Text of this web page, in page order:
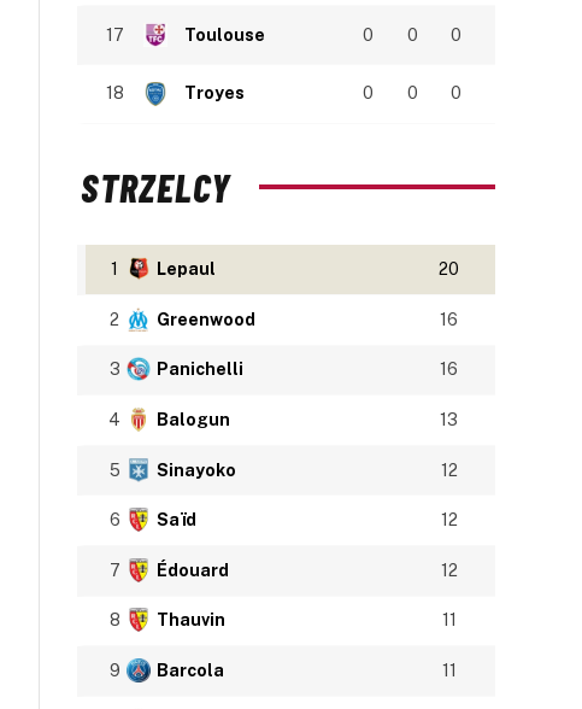
17 Toulouse 0 0 0
18 Troyes 0 0 0
STRZELCY
1 Lepaul 20
2 Greenwood 16
3 Panichelli 16
4 Balogun 13
5 Sinayoko 12
6 Saïd 12
7 Édouard 12
8 Thauvin 11
9 Barcola 11